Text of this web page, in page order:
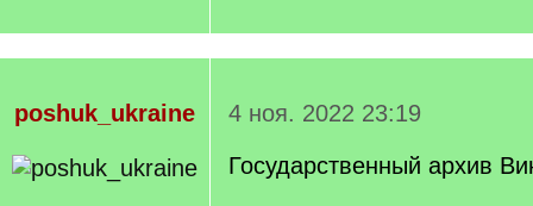
poshuk_ukraine
4 ноя. 2022 23:19
Государственный архив